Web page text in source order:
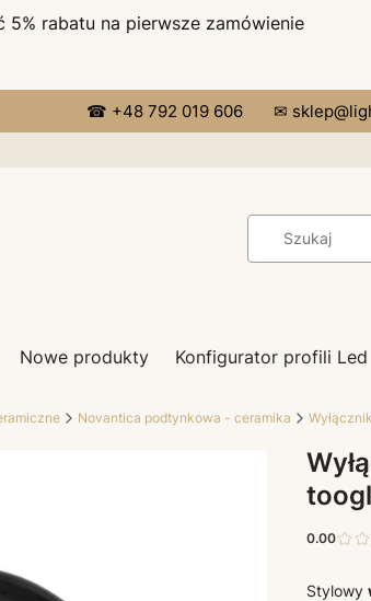
rabatu na pierwsze zamówienie
☎ +48 792 019 606 ✉
Nowe produkty Konfigurator profili Led
Novantica podtynkowa - ceramika
0.00
Stylowy